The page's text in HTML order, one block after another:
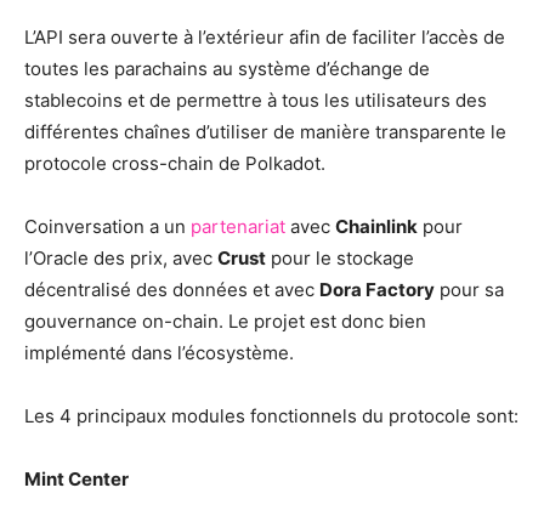
L’API sera ouverte à l’extérieur afin de faciliter l’accès de
toutes les parachains au système d’échange de
stablecoins et de permettre à tous les utilisateurs des
différentes chaînes d’utiliser de manière transparente le
protocole cross-chain de Polkadot.
Coinversation a un partenariat avec Chainlink pour
l’Oracle des prix, avec Crust pour le stockage
décentralisé des données et avec Dora Factory pour sa
gouvernance on-chain. Le projet est donc bien
implémenté dans l’écosystème.
Les 4 principaux modules fonctionnels du protocole sont:
Mint Center